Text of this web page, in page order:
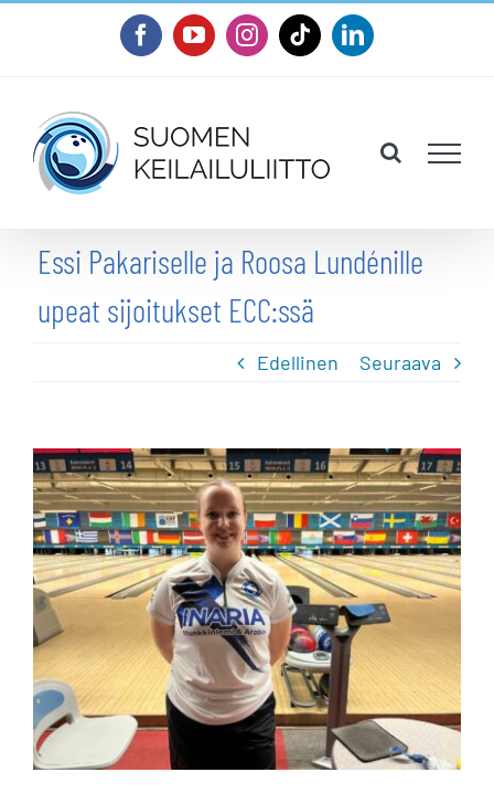
FacebookYouTubeInstagram
TiktokLinkedIn
Essi Pakariselle ja Roosa Lundénille
upeat sijoitukset ECC:ssä
Edellinen Seuraava
Katso
kuvaa
isompana